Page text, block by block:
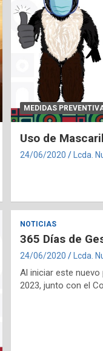
MEDIDAS
Uso de
24/06/2020 Lcda.
NOTICIAS
365 Días de
24/06/2020 Lcda.
Al iniciar este
2023, junto con el